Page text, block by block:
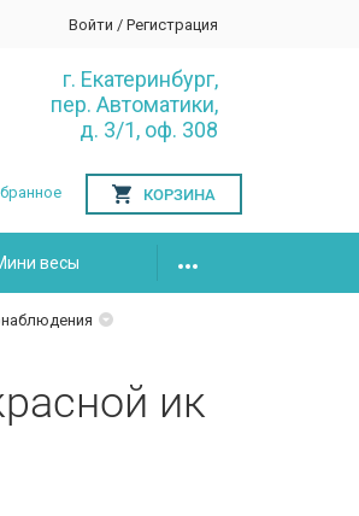
Войти / Регистрация
г. Екатеринбург,
пер. Автоматики,
д. 3/1, оф. 308
КОРЗИНА
весы
ик